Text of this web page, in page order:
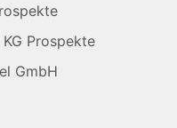
Prospekte
GmbH